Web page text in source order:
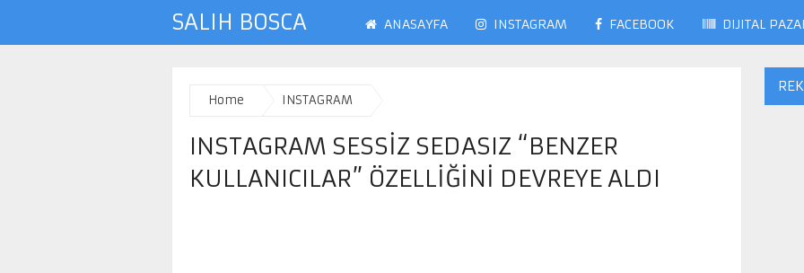
SALIH BOSCA ANASAYFA INSTAGRAM FACEBOOK DIJITAL
Home INSTAGRAM
INSTAGRAM SESSIZ SEDASIZ “BENZER
KULLANICILAR” ÖZELLIĞINI DEVREYE ALDI